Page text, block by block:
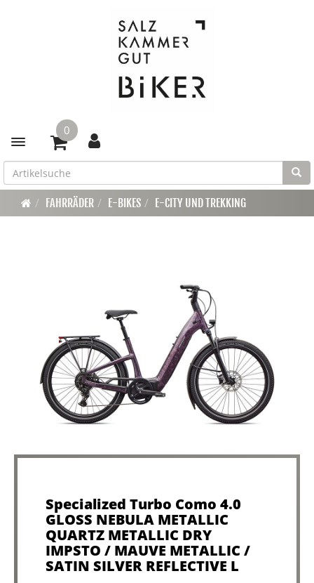
Toggle navigation
0
FAHRRÄDER E-BIKES E-CITY UND TREKKING
Specialized Turbo Como 4.0
GLOSS NEBULA METALLIC
QUARTZ METALLIC DRY
IMPSTO / MAUVE METALLIC /
SATIN SILVER REFLECTIVE L